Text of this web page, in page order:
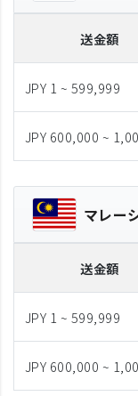
送金額
JPY 1 ~ 599,999
JPY 600,000 ~
マレー
送金額
JPY 1 ~ 599,999
JPY 600,000 ~